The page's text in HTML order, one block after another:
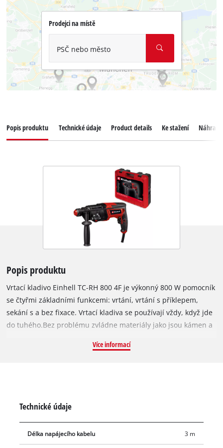
Prodejci na místě
PSČ nebo město
Popis produktu Technické údaje Product details Ke stažení
Popis produktu
Vrtací kladivo Einhell TC-RH 800 4F je výkonný 800 W pomocník
se čtyřmi základními funkcemi: vrtání, vrtání s příklepem,
sekání s a bez fixace. Vrtací kladiva se používají vždy, když jde
do tuhého.Bez problému zvládne materiály jako jsou kámen a
kladiva jsou vhodná jak pro bourací práce, tak pro stahování či
Praktický je i polohovací spínač pro všechny funkce. Velké
měkké úchopové plochy zajišťují pevné držení a tím i
pohodlnou manipulaci. Vrtací kladivo je vybaveno aretací
Více informací
Technické údaje
Délka napájecího kabelu 3 m